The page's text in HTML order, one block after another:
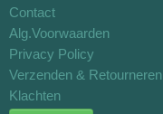
Contact
Alg.Voorwaarden
Privacy Policy
Verzenden & Retourneren
Klachten